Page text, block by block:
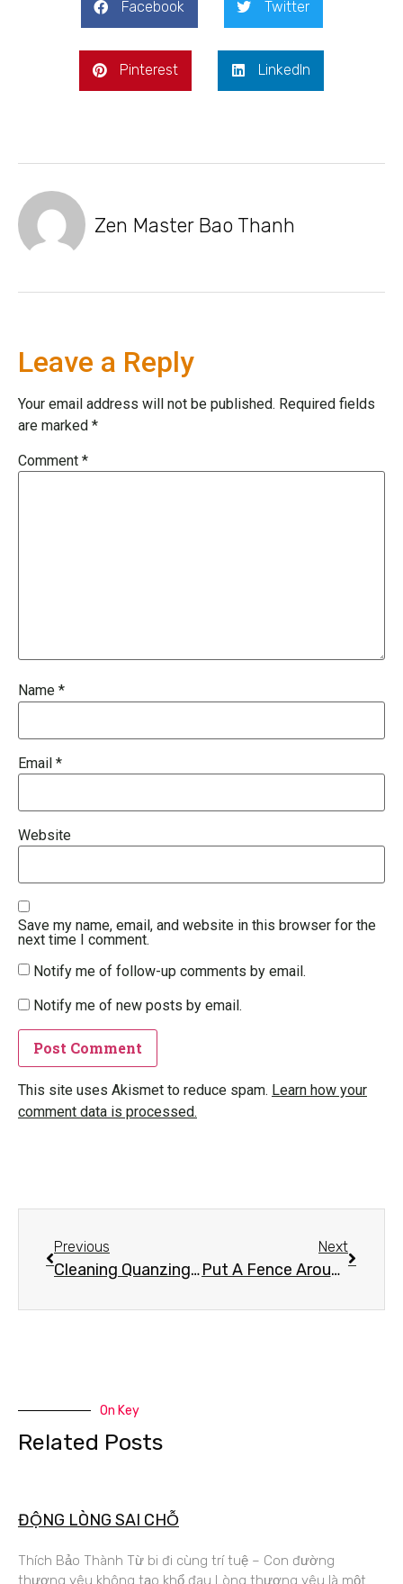
Facebook Twitter
Pinterest LinkedIn
Zen Master Bao Thanh
Leave a Reply
Your email address will not be published. Required fields
are marked *
Comment *
Name *
Email *
Website
Save my name, email, and website in this browser for the
next time I comment.
Notify me of follow-up comments by email.
Notify me of new posts by email.
This site uses Akismet to reduce spam. Learn how your
comment data is processed.
Previous
Cleaning Quanzing Lake-Hồi Ký Chùa Xá Lợi- Dọn Dẹp Hồ Quán Thế Âm 2010
Next
Put A Fence Around The Quarry-Hồi Ký Chùa Xá Lợi-Làm Hàng Rào 2011
On Key
Related Posts
ĐỘNG LÒNG SAI CHỖ
Thích Bảo Thành Từ bi đi cùng trí tuệ – Con đường
thương yêu không tạo khổ đau Lòng thương yêu là một